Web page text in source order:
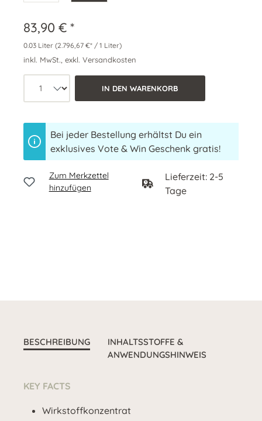
83,90 € *
0.03 Liter (2.796,67 €* / 1 Liter)
inkl. MwSt., exkl. Versandkosten
Produkt Anzahl: Wähle die
IN DEN WARENKORB
Bei jeder Bestellung erhältst Du ein
exklusives Vote & Win Geschenk gratis!
Zum Merkzettel
hinzufügen
Lieferzeit: 2-5
Tage
BESCHREIBUNG
INHALTSSTOFFE &
ANWENDUNGSHINWEIS
KEY FACTS
Wirkstoffkonzentrat